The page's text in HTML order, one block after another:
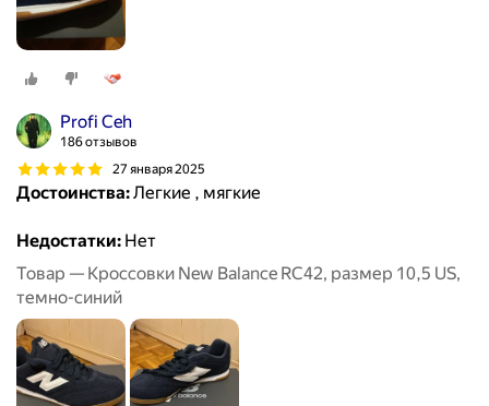
Profi Ceh
186 отзывов
27 января 2025
Достоинства:Легкие , мягкие
Недостатки: Нет
Товар — Кроссовки New Balance RC42, размер 10,5 US,
темно-синий